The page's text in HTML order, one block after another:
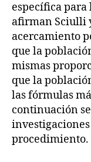
específica para
afirman Sciulli
acercamiento
que la
mismas
que la
las fórmulas
continuación
procedimiento.